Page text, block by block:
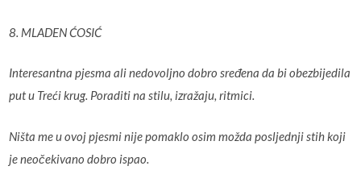
8. MLADEN ĆOSIĆ
Interesantna pjesma ali nedovoljno dobro sređena da bi obezbijedila
put u Treći krug. Poraditi na stilu, izražaju, ritmici.
Ništa me u ovoj pjesmi nije pomaklo osim možda posljednji stih koji
je neočekivano dobro ispao.